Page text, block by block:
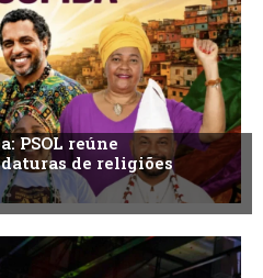
PSOL reúne
de religiões